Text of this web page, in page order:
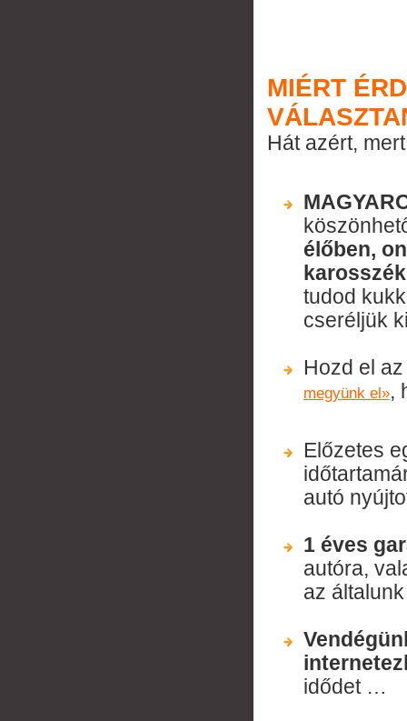
MIÉRT
Hát azért, mert
élőben,
tudod
cseréljük
Hozd el
megyünk el»,
Előzetes
autó
1 éves
autóra,
az
idődet …